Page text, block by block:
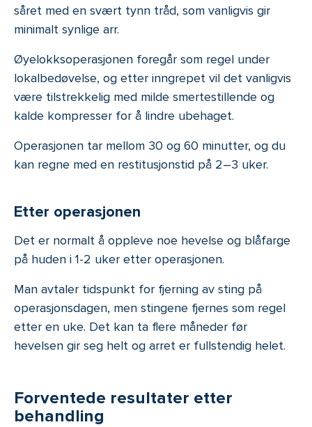
såret med en svært tynn tråd, som vanligvis gir
minimalt synlige arr.
Øyelokksoperasjonen foregår som regel under
lokalbedøvelse, og etter inngrepet vil det vanligvis
være tilstrekkelig med milde smertestillende og
kalde kompresser for å lindre ubehaget.
Operasjonen tar mellom 30 og 60 minutter, og du
kan regne med en restitusjonstid på 2–3 uker.
Etter operasjonen
Det er normalt å oppleve noe hevelse og blåfarge
på huden i 1-2 uker etter operasjonen.
Man avtaler tidspunkt for fjerning av sting på
operasjonsdagen, men stingene fjernes som regel
etter en uke. Det kan ta flere måneder før
hevelsen gir seg helt og arret er fullstendig helet.
Forventede resultater etter
behandling